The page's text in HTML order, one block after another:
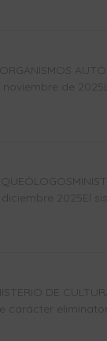
noviembre de
diciembre 2025El
DE
carácter